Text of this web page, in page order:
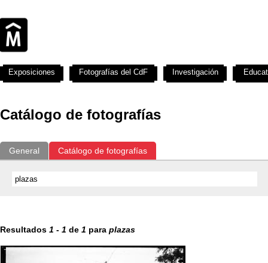
Catálogo de fotografías
General Catálogo de fotografías
Resultados 1 - 1 de 1 para plazas
Exposiciones Fotografías del CdF Investigación